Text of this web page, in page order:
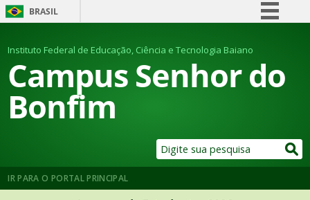
BRASIL
Comunica BR
Participe
Instituto Federal de Educação, Ciência e Tecnologia Baiano
Campus Senhor do
Bonfim
IR PARA O PORTAL PRINCIPAL